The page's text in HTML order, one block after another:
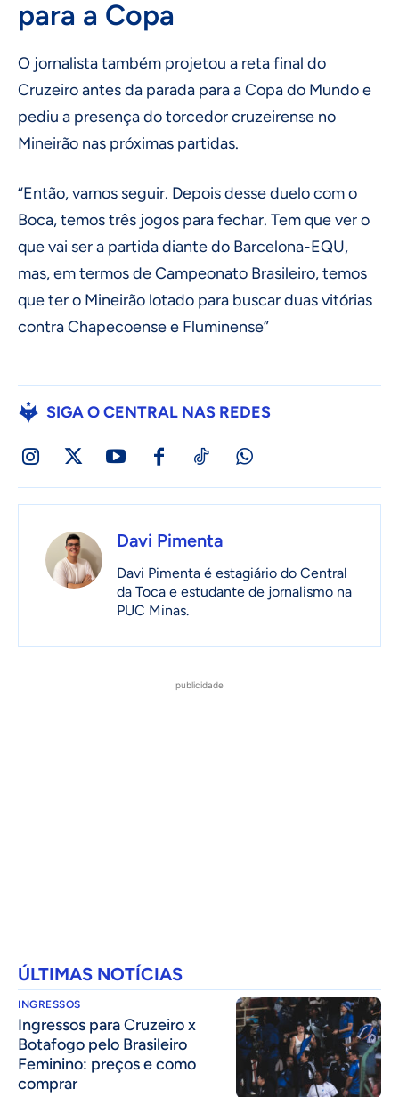
para a Copa
O jornalista também projetou a reta final do
Cruzeiro antes da parada para a Copa do Mundo e
pediu a presença do torcedor cruzeirense no
Mineirão nas próximas partidas.
“Então, vamos seguir. Depois desse duelo com o
Boca, temos três jogos para fechar. Tem que ver o
que vai ser a partida diante do Barcelona-EQU,
mas, em termos de Campeonato Brasileiro, temos
que ter o Mineirão lotado para buscar duas vitórias
contra Chapecoense e Fluminense”
SIGA O CENTRAL NAS REDES
Davi Pimenta
Davi Pimenta é estagiário do Central
da Toca e estudante de jornalismo na
PUC Minas.
publicidade
ÚLTIMAS NOTÍCIAS
INGRESSOS
Ingressos para Cruzeiro x
Botafogo pelo Brasileiro
Feminino: preços e como
comprar